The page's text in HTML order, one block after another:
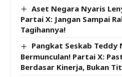
Aset Negara Nyaris
Partai X: Jangan Sampai
Tagihannya!
Pangkat Seskab Teddy
Bermunculan! Partai X:
Berdasar Kinerja, Bukan